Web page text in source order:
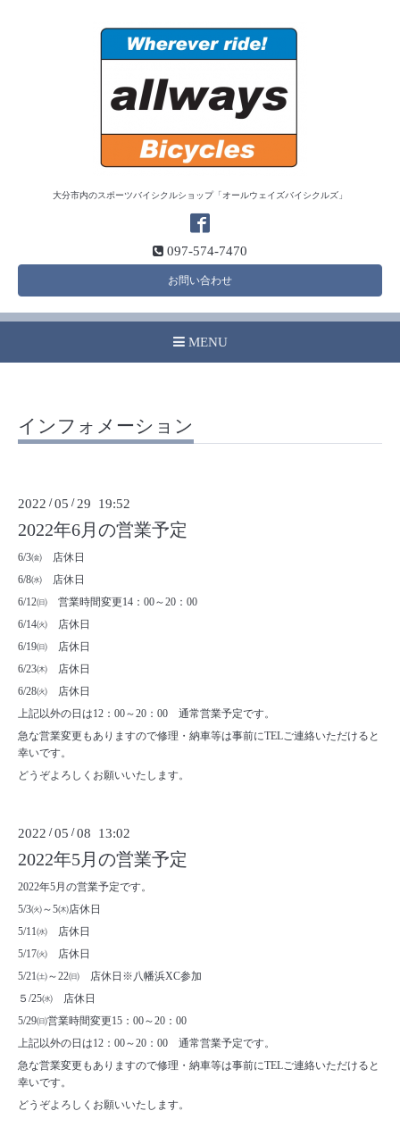
大分市内のスポーツバイシクルショップ「オールウェイズバイシクルズ」
097-574-7470
お問い合わせ
MENU
インフォメーション
2022 /05 / 29 19:52
2022年6月の営業予定
6/3㈮ 店休日
6/8㈬ 店休日
6/12㈰ 営業時間変更14：00～20：00
6/14㈫ 店休日
6/19㈰ 店休日
6/23㈭ 店休日
6/28㈫ 店休日
上記以外の日は12：00～20：00 通常営業予定です。
急な営業変更もありますので修理・納車等は事前にTELご連絡いただけると
幸いです。
どうぞよろしくお願いいたします。
2022 /05 /08 13:02
2022年5月の営業予定
2022年5月の営業予定です。
5/3㈫～5㈭店休日
5/11㈬ 店休日
5/17㈫ 店休日
5/21㈯～22㈰ 店休日※八幡浜XC参加
５/25㈬ 店休日
5/29㈰営業時間変更15：00～20：00
上記以外の日は12：00～20：00 通常営業予定です。
急な営業変更もありますので修理・納車等は事前にTELご連絡いただけると
幸いです。
どうぞよろしくお願いいたします。